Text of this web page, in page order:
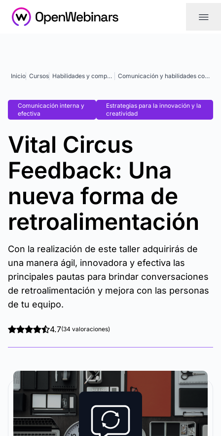
|||
Inicio Cursos Habilidades y competencias Comunicación y habilidades comunicativas
Comunicación interna y
efectiva
Estrategias para la innovación y la
creatividad
Vital Circus
Feedback: Una
nueva forma de
retroalimentación
Con la realización de este taller adquirirás de
una manera ágil, innovadora y efectiva las
principales pautas para brindar conversaciones
de retroalimentación y mejora con las personas
de tu equipo.
4.7(34 valoraciones)